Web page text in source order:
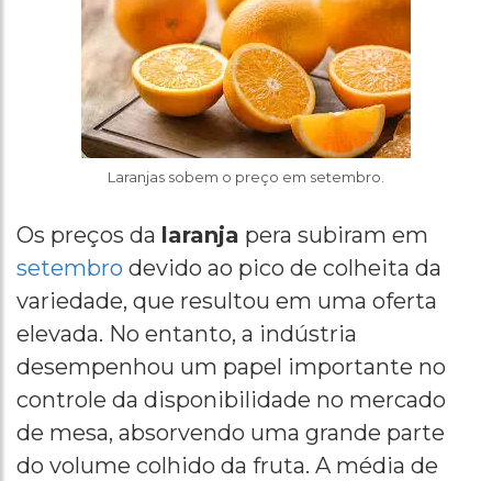
Laranjas sobem o preço em setembro.
Os preços da laranja pera subiram em
setembro devido ao pico de colheita da
variedade, que resultou em uma oferta
elevada. No entanto, a indústria
desempenhou um papel importante no
controle da disponibilidade no mercado
de mesa, absorvendo uma grande parte
do volume colhido da fruta. A média de